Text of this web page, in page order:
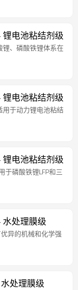
锂电池粘结剂级
锂、磷酸铁锂体系在
锂电池粘结剂级
用于动力锂电池粘结
锂电池粘结剂级
于磷酸铁锂LFP和三
水处理膜级
异的机械和化学强
处理膜级